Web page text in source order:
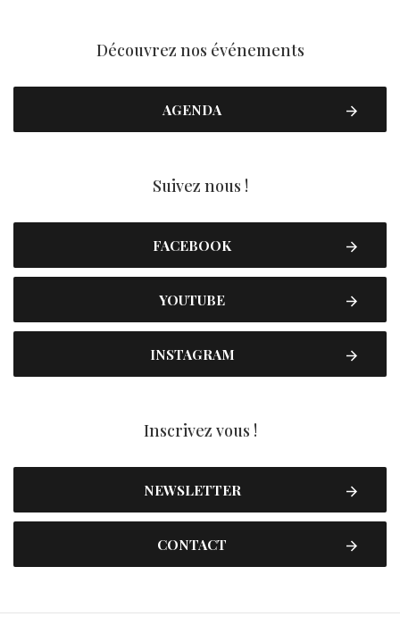
Découvrez nos événements
AGENDA
Suivez nous !
FACEBOOK
YOUTUBE
INSTAGRAM
Inscrivez vous !
NEWSLETTER
CONTACT